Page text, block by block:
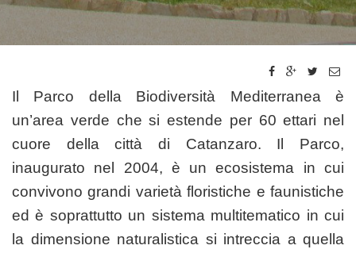
Il Parco della Biodiversità Mediterranea è
un’area verde che si estende per 60 ettari nel
cuore della città di Catanzaro. Il Parco,
inaugurato nel 2004, è un ecosistema in cui
convivono grandi varietà floristiche e faunistiche
ed è soprattutto un sistema multitematico in cui
la dimensione naturalistica si intreccia a quella